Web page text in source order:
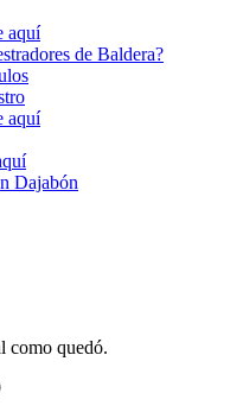
aquí
de Baldera?
aquí
Dajabón
como quedó.